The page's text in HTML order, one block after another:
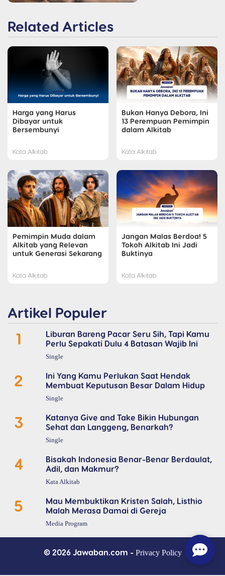
Related Articles
Harga yang Harus
Dibayar untuk
Bersembunyi
Kata Alkitab
Bukan Hanya Debora, Ini
13 Perempuan Pemimpin
dalam Alkitab
Kata Alkitab
Pemimpin Muda dalam
Alkitab yang Relevan
untuk Generasi Sekarang
Kata Alkitab
Jangan Malas Berdoa! 5
Tokoh Alkitab Ini Jadi
Buktinya
Kata Alkitab
Artikel Populer
1
Liburan Bareng Pacar Seru Sih, Tapi Kamu
Perlu Sepakati Dulu 4 Batasan Wajib Ini
Single
2
Ini Yang Kamu Perlukan Saat Hendak
Membuat Keputusan Besar Dalam Hidup
Single
3
Katanya Give and Take Bikin Hubungan
Sehat dan Langgeng, Benarkah?
Single
4
Bisakah Indonesia Benar-Benar Berdaulat,
Adil, dan Makmur?
Kata Alkitab
5
Mau Membuktikan Kristen Salah, Listhio
Malah Merasa Damai di Gereja
Media Program
© 2026 Jawaban.com - Privacy Policy